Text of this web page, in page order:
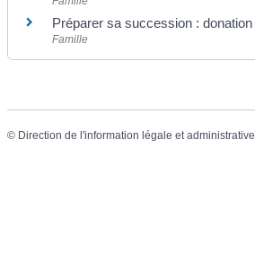
Préparer sa succession : donation
Famille
© Direction de l'information légale et administrative